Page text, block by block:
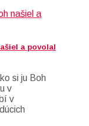
a povolal
si ju Boh
v
v